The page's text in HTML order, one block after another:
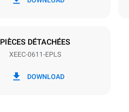
PIÈCES DÉTACHÉES
XEEC-0611-EPLS
DOWNLOAD